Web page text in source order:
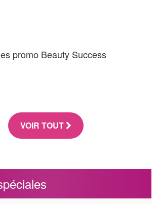
promo Beauty Success
VOIR TOUT